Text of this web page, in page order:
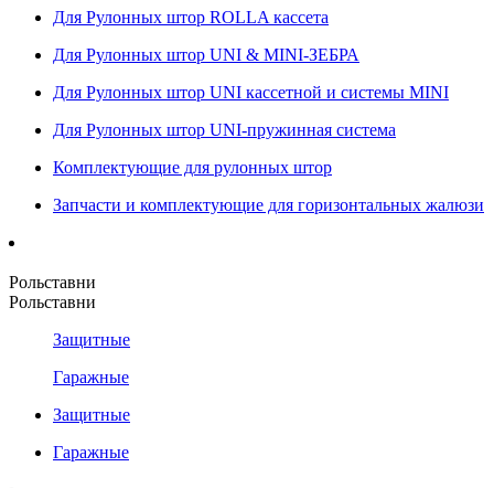
Для Рулонных штор ROLLA кассета
Для Рулонных штор UNI & MINI-ЗЕБРА
Для Рулонных штор UNI кассетной и системы MINI
Для Рулонных штор UNI-пружинная система
Комплектующие для рулонных штор
Запчасти и комплектующие для горизонтальных жалюзи
Рольставни
Рольставни
Защитные
Гаражные
Защитные
Гаражные